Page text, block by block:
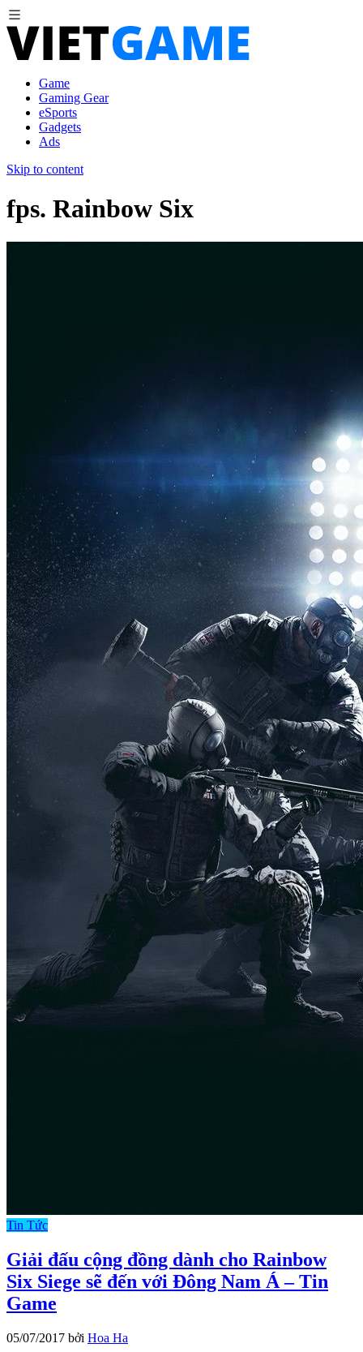
Game
Gaming Gear
eSports
Gadgets
Ads
Skip to content
fps. Rainbow Six
Tin Tức
Giải đấu cộng đồng dành cho Rainbow
Six Siege sẽ đến với Đông Nam Á – Tin
Game
05/07/2017 bởi Hoa Ha